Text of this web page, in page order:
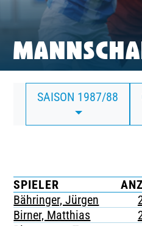
FRAUEN
CAMPUS
CLUB
BUSINESS
TICKETING
SAISON 1987/88
SPIELER
Bähringer, Jürgen
Birner, Matthias